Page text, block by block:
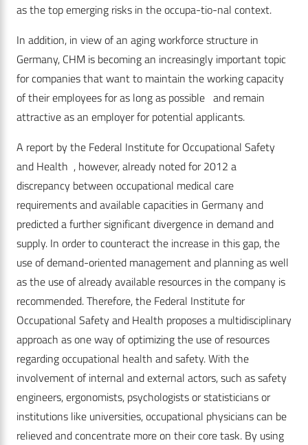
as the top emerging risks in the occupa-tio-nal context.
In addition, in view of an aging workforce structure in
Germany, CHM is becoming an increasingly important topic
for companies that want to maintain the working capacity
of their employees for as long as possible and remain
attractive as an employer for potential applicants.
A report by the Federal Institute for Occupational Safety
and Health , however, already noted for 2012 a
discrepancy between occupational medical care
requirements and available capacities in Germany and
predicted a further significant divergence in demand and
supply. In order to counteract the increase in this gap, the
use of demand-oriented management and planning as well
as the use of already available resources in the company is
recommended. Therefore, the Federal Institute for
Occupational Safety and Health proposes a multidisciplinary
approach as one way of optimizing the use of resources
regarding occupational health and safety. With the
involvement of internal and external actors, such as safety
engineers, ergonomists, psychologists or statisticians or
institutions like universities, occupational physicians can be
relieved and concentrate more on their core task. By using